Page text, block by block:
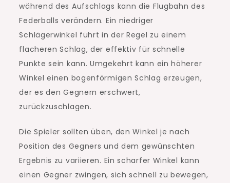
während des Aufschlags kann die Flugbahn des
Federballs verändern. Ein niedriger
Schlägerwinkel führt in der Regel zu einem
flacheren Schlag, der effektiv für schnelle
Punkte sein kann. Umgekehrt kann ein höherer
Winkel einen bogenförmigen Schlag erzeugen,
der es den Gegnern erschwert,
zurückzuschlagen.
Die Spieler sollten üben, den Winkel je nach
Position des Gegners und dem gewünschten
Ergebnis zu variieren. Ein scharfer Winkel kann
einen Gegner zwingen, sich schnell zu bewegen,